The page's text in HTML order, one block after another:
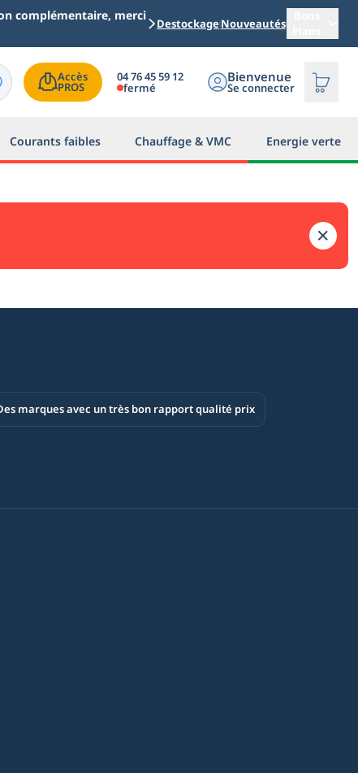
complémentaire, merci
DestockageNouveautés
Accès
PROS
04 76 45 59 12
fermé
Bienvenue
Se connecter
Courants faibles Chauffage & VMC Energie verte
marques avec un très bon rapport qualité prix